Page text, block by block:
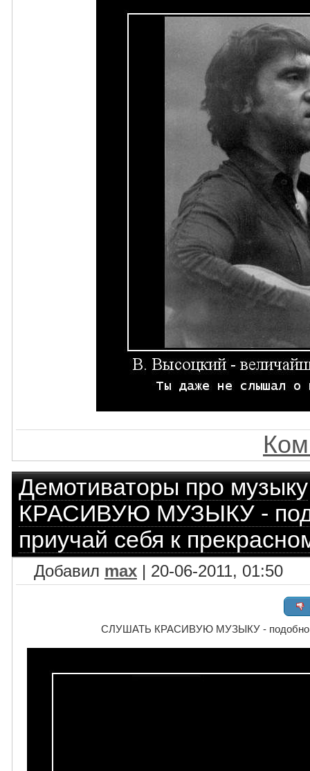
Демотиваторы про музыку
КРАСИВУЮ МУЗЫКУ -
приучай себя к
Добавил max | 20-06-2011, 01:50
СЛУШАТЬ КРАСИВУЮ МУЗЫКУ - подобно